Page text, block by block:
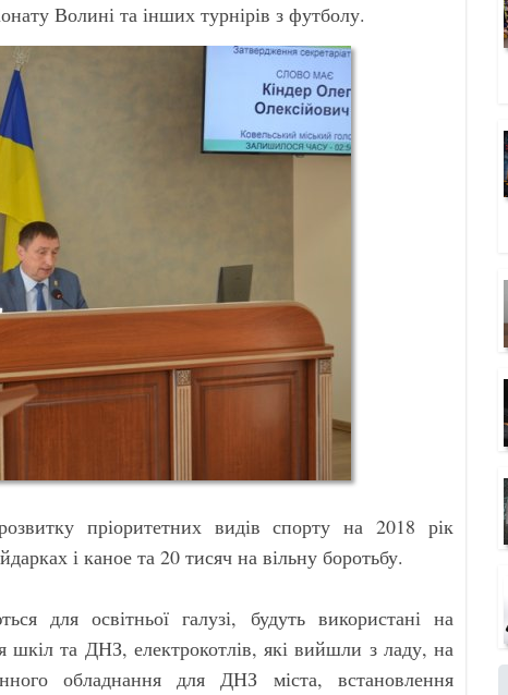
Волині та інших турнірів з футболу.
пріоритетних видів спорту на 2018 рік
і каное та 20 тисяч на вільну боротьбу.
для освітньої галузі, будуть використані на
шкіл та ДНЗ, електрокотлів, які вийшли з ладу, на
обладнання для ДНЗ міста, встановлення